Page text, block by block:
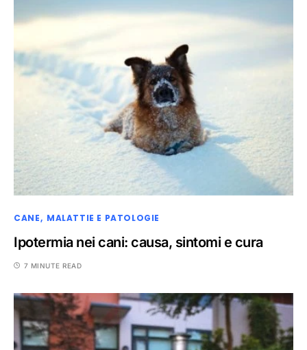
CANE MALATTIE E PATOLOGIE
Ipotermia nei cani: causa, sintomi e cura
7 MINUTE READ